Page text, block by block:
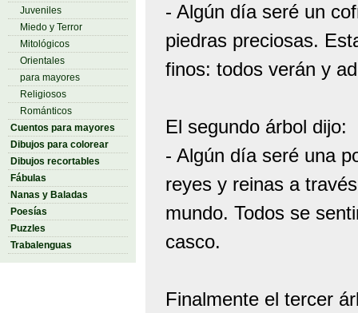
Juveniles
Miedo y Terror
Mitológicos
Orientales
para mayores
Religiosos
Románticos
Cuentos para mayores
Dibujos para colorear
Dibujos recortables
Fábulas
Nanas y Baladas
Poesías
Puzzles
Trabalenguas
- Algún día seré un
piedras preciosas.
finos: todos verán y
El segundo árbol dijo:
- Algún día seré una
reyes y reinas a
mundo. Todos se
casco.
Finalmente el tercer